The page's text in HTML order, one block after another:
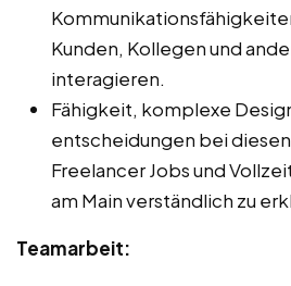
Kunden, Kollegen und
interagieren.
Fähigkeit, komplexe
entscheidungen bei
Freelancer Jobs und
am Main verständlich zu
Teamarbeit: